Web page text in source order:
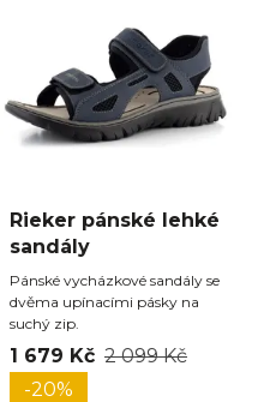
Rieker pánské lehké
sandály
Pánské vycházkové sandály se
dvěma upínacími pásky na
suchý zip.
1 679 Kč 2 099 Kč
-20%